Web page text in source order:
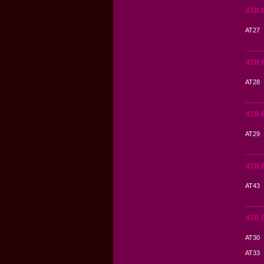
ATB
AT27
ATB
AT28
ATB
AT29
ATB
AT43
ATB
AT30
AT33